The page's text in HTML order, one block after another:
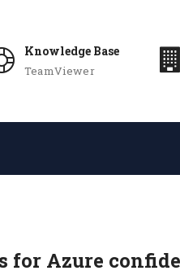
Knowledge Base
TeamViewer
for Azure